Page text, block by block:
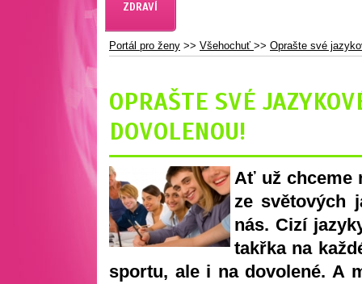
ZDRAVÍ
Portál pro ženy >> Všehochuť >> Oprašte své
OPRAŠTE SVÉ
DOVOLENOU!
Ať už chceme
ze světových
nás. Cizí
takřka na
sportu, ale i na dovolené. A